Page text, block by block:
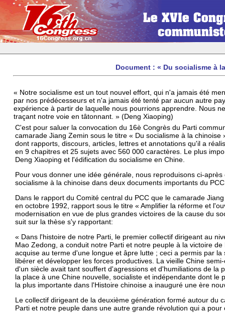
Document : « Du socialisme à
« Notre socialisme est un tout nouvel effort, qui n'a jamais été
par nos prédécesseurs et n'a jamais été tenté par aucun autre
expérience à partir de laquelle nous pourrions apprendre. Nous
traçant notre voie en tâtonnant. » (Deng Xiaoping)
C'est pour saluer la convocation du 16è Congrès du Parti
camarade Jiang Zemin sous le titre « Du socialisme à la
dont rapports, discours, articles, lettres et annotations qu'il a
en 9 chapitres et 25 sujets avec 560 000 caractères. Le plus
Deng Xiaoping et l'édification du socialisme en Chine.
Pour vous donner une idée générale, nous reproduisons ci-
socialisme à la chinoise dans deux documents importants du
Dans le rapport du Comité central du PCC que le camarade
en octobre 1992, rapport sous le titre « Amplifier la réforme et
modernisation en vue de plus grandes victoires de la cause du
suit sur la thèse s'y rapportant:
« Dans l'histoire de notre Parti, le premier collectif dirigeant au
Mao Zedong, a conduit notre Parti et notre peuple à la victoire
acquise au terme d'une longue et âpre lutte ; ceci a permis par
libérer et développer les forces productives. La vieille Chine
d'un siècle avait tant souffert d'agressions et d'humiliations de la
la place à une Chine nouvelle, socialiste et indépendante dont le
la plus importante dans l'Histoire chinoise a inauguré une ère
Le collectif dirigeant de la deuxième génération formé autour du
Parti et notre peuple dans une autre grande révolution qui a